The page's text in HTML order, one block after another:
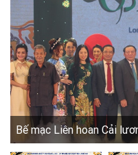
Bế mạc Liên hoan Cải